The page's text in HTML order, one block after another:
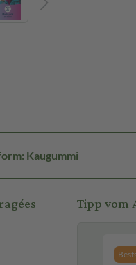
Kaugummi
Tipp vom